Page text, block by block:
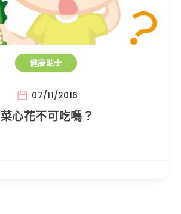
健康貼士
07/11/2016
菜心花不可吃嗎？